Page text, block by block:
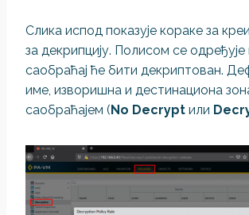
Слика испод показује кораке за
за декрипцију. Полисом се одређује
саобраћај ће бити декриптован.
име, изворишна и дестинациона
саобраћајем (No Decrypt или